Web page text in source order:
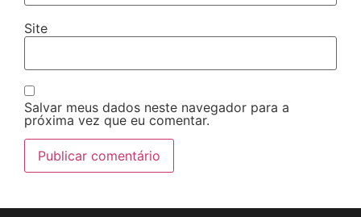
Site
Salvar meus dados neste navegador para a
próxima vez que eu comentar.